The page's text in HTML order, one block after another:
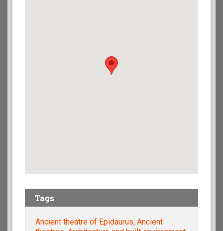
Tags
Ancient theatre of Epidaurus, Ancient